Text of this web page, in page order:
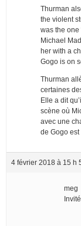
Thurman
the violent
was the one
Michael
her with a
Gogo is on
Thurman
certaines
Elle a dit
scène où
avec une
de Gogo est
4 février 2018 à 15 h
meg
Invité